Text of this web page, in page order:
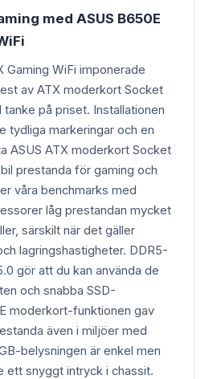
med ASUS B650E
Gaming WiFi imponerade
av ATX moderkort Socket
på priset. Installationen
tydliga markeringar och en
ASUS ATX moderkort Socket
prestanda för gaming och
våra benchmarks med
låg prestandan mycket
särskilt när det gäller
lagringshastigheter. DDR5-
gör att du kan använda de
och snabba SSD-
moderkort-funktionen gav
även i miljöer med
belysningen är enkel men
ett snyggt intryck i chassit.